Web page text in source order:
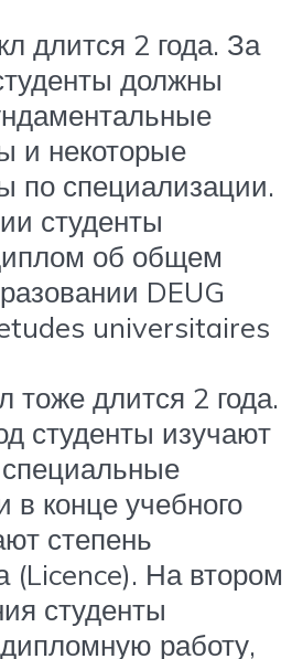
длится 2 года. За
должны
и некоторые
по специализации.
студенты
об общем
DEUG
universitaires
тоже длится 2 года.
студенты изучают
в конце учебного
степень
(Licence). На втором
студенты
работу,